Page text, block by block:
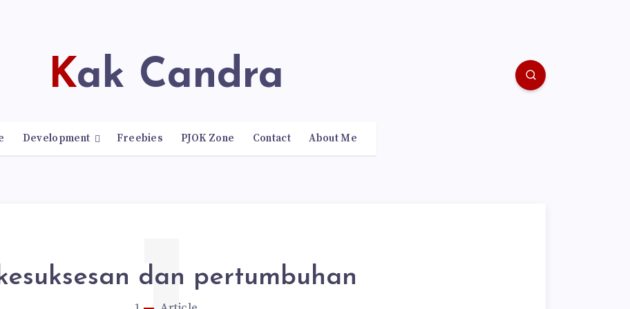
Kak Candra
Development Freebies PJOK Zone Contact About Me
dan pertumbuhan